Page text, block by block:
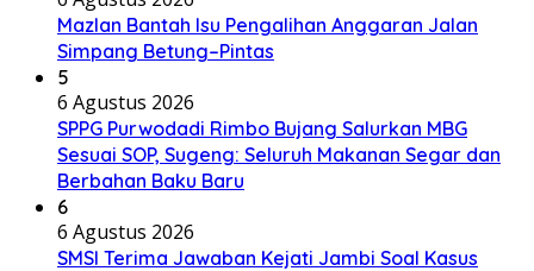
Mazlan Bantah Isu Pengalihan Anggaran Jalan
Simpang Betung–Pintas
5
6 Agustus 2026
SPPG Purwodadi Rimbo Bujang Salurkan MBG
Sesuai SOP, Sugeng: Seluruh Makanan Segar dan
Berbahan Baku Baru
6
6 Agustus 2026
SMSI Terima Jawaban Kejati Jambi Soal Kasus